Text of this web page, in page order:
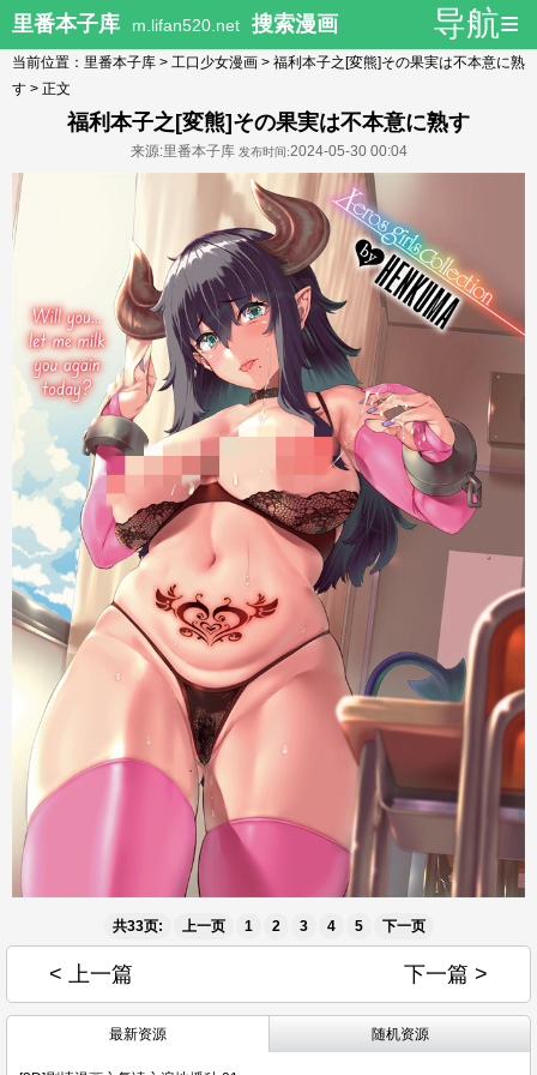
里番本子库 m.lifan520.net 搜索漫画 导航≡
当前位置： 里番本子库 > 工口少女漫画 > 福利本子之[変熊]その果実は不本意に熟
す > 正文
福利本子之[変熊]その果実は不本意に熟す
来源:里番本子库 发布时间:2024-05-30 00:04
共33页: 上一页 1 2 3 4 5 下一页
< 上一篇 下一篇 >
最新资源 随机资源